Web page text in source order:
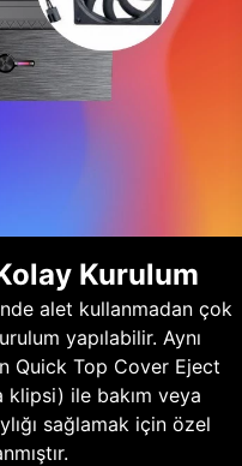
Kurulum
alet kullanmadan çok
yapılabilir. Aynı
Quick Top Cover Eject
klipsi) ile bakım veya
sağlamak için özel